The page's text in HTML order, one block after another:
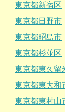
東京都新宿区
東京都日野市
東京都昭島市
東京都杉並区
東京都東久留
東京都東大和
東京都東村山